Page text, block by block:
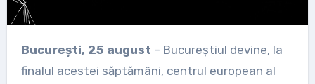
București, 25 august – Bucureștiul devine, la
finalul acestei săptămâni, centrul european al